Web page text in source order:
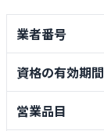
業者番号
資格の有効期間
営業品目